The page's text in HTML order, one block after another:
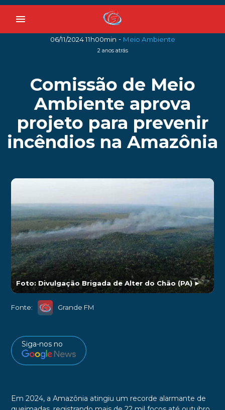
menu
06/11/2024 11h00min - Meio Ambiente
2 anos atrás
Comissão de Meio
Ambiente aprova
projeto para prevenir
incêndios na Amazônia
Foto: Divulgação Brigada de Alter do Chão (PA)►
Fonte: Grande FM
Siga-nos no
Em 2024, a Amazônia atingiu um recorde alarmante de